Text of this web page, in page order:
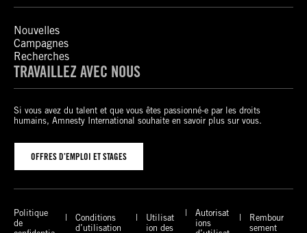
Nouvelles
Campagnes
Recherches
TRAVAILLEZ AVEC NOUS
Si vous avez du talent et que vous êtes passionné-e par les droits
humains, Amnesty International souhaite en savoir plus sur vous.
OFFRES D’EMPLOI ET STAGES
Politique
de
Conditions
d’utilisation
Utilisat
ion des
Autorisat
ions
Rembour
sement